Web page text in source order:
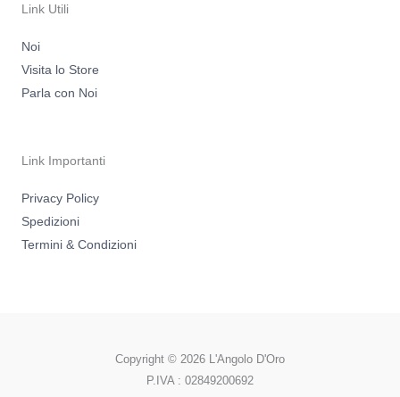
m
Link Utili
Noi
Visita lo Store
Parla con Noi
Link Importanti
Privacy Policy
Spedizioni
Termini & Condizioni
Copyright © 2026 L'Angolo D'Oro
P.IVA : 02849200692